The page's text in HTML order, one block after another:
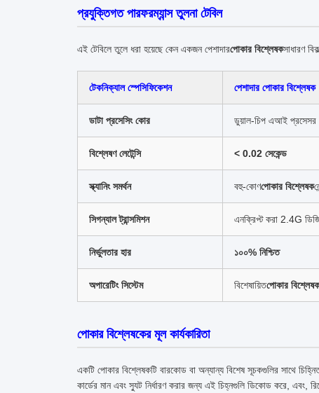
প্রযুক্তিগত পারফরম্যান্স তুলনা টেবিল
এই টেবিলে তুলে ধরা হয়েছে কেন একজন পেশাদারপোকার বিশ্লেষকসাধারণ
টেকনিক্যাল স্পেসিফিকেশন পেশাদার পোকার বিশ্লেষক
ডাটা প্রসেসিং কোর ডুয়াল-চিপ এআই প্রসেসর
বিশ্লেষণ লেটেন্সি < 0.02 সেকেন্ড
স্ক্যানিং সমর্থন বহু-কোণপোকার বিশ্লেষক
সিগন্যাল ট্রান্সমিশন এনক্রিপ্ট করা 2.4G
নির্ভুলতার হার ১০০% নিশ্চিত
অপারেটিং সিস্টেম বিশেষায়িতপোকার বিশ্লেষক
পোকার বিশ্লেষকের মূল কার্যকারিতা
একটি পোকার বিশ্লেষকটি বারকোড বা অন্যান্য বিশেষ সূচকগুলির সাথে
কার্ডের মান এবং স্যুট নির্ধারণ করার জন্য এই চিহ্নগুলি ডিকোড করে, এবং,